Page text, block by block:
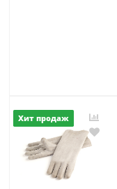
Хит продаж